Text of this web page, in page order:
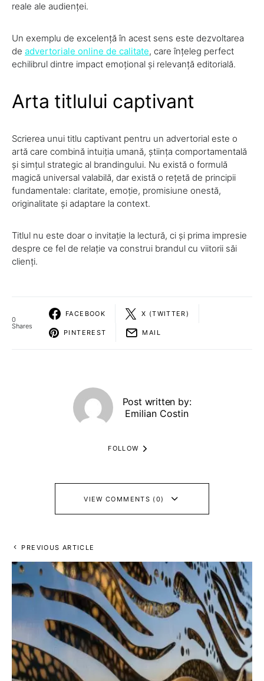
reale ale audienței.
Un exemplu de excelență în acest sens este dezvoltarea
de advertoriale online de calitate, care înțeleg perfect
echilibrul dintre impact emoțional și relevanță editorială.
Arta titlului captivant
Scrierea unui titlu captivant pentru un advertorial este o
artă care combină intuiția umană, știința comportamentală
și simțul strategic al brandingului. Nu există o formulă
magică universal valabilă, dar există o rețetă de principii
fundamentale: claritate, emoție, promisiune onestă,
originalitate și adaptare la context.
Titlul nu este doar o invitație la lectură, ci și prima impresie
despre ce fel de relație va construi brandul cu viitorii săi
clienți.
0
Shares
FACEBOOK X (TWITTER)
PINTEREST MAIL
Post written by:
Emilian Costin
FOLLOW
VIEW COMMENTS (0)
PREVIOUS ARTICLE